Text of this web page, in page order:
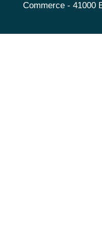
Commerce - 41000